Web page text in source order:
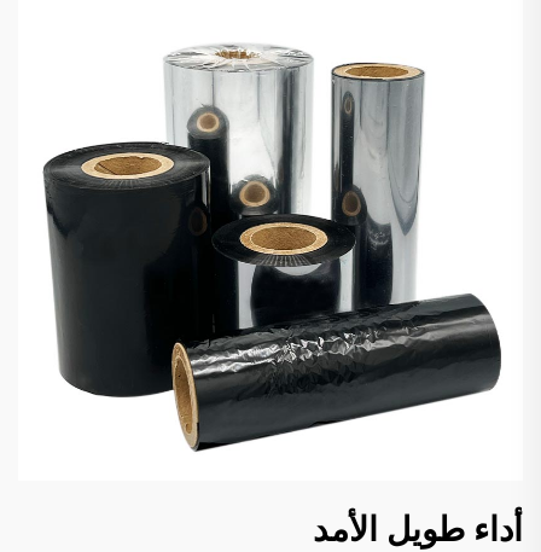
أداء طويل الأمد